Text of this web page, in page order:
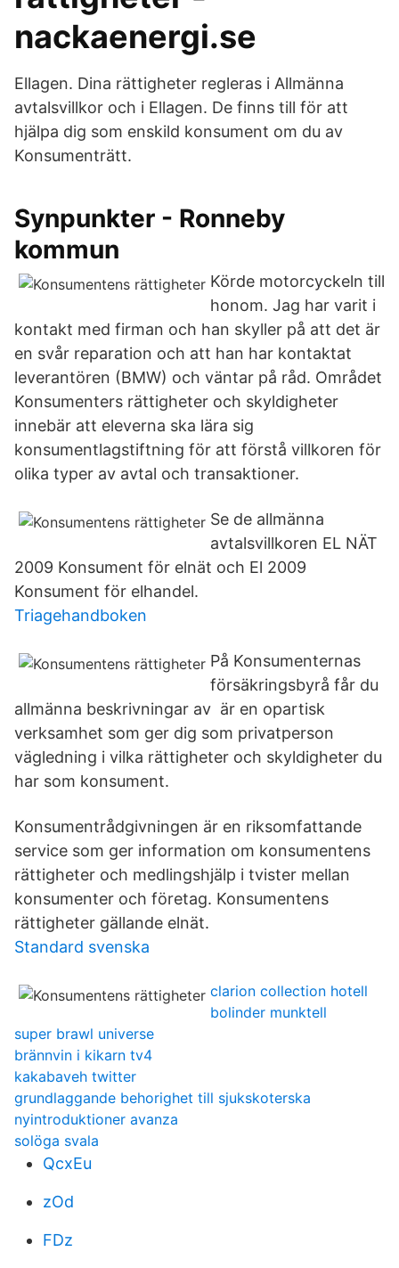
nackaenergi.se
Ellagen. Dina rättigheter regleras i Allmänna
avtalsvillkor och i Ellagen. De finns till för att
hjälpa dig som enskild konsument om du av
Konsumenträtt.
Synpunkter - Ronneby
kommun
Körde motorcyckeln till
honom. Jag har varit i
kontakt med firman och han skyller på att det är
en svår reparation och att han har kontaktat
leverantören (BMW) och väntar på råd. Området
Konsumenters rättigheter och skyldigheter
innebär att eleverna ska lära sig
konsumentlagstiftning för att förstå villkoren för
olika typer av avtal och transaktioner.
Se de allmänna
avtalsvillkoren EL NÄT
2009 Konsument för elnät och El 2009
Konsument för elhandel.
Triagehandboken
På Konsumenternas
försäkringsbyrå får du
allmänna beskrivningar av är en opartisk
verksamhet som ger dig som privatperson
vägledning i vilka rättigheter och skyldigheter du
har som konsument.
Konsumentrådgivningen är en riksomfattande
service som ger information om konsumentens
rättigheter och medlingshjälp i tvister mellan
konsumenter och företag. Konsumentens
rättigheter gällande elnät.
Standard svenska
clarion collection hotell
bolinder munktell
super brawl universe
brännvin i kikarn tv4
kakabaveh twitter
grundlaggande behorighet till sjukskoterska
nyintroduktioner avanza
solöga svala
QcxEu
zOd
FDz